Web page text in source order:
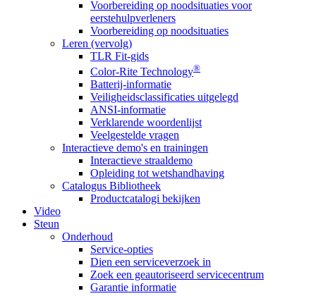
Voorbereiding op noodsituaties voor
eerstehulpverleners
Voorbereiding op noodsituaties
Leren (vervolg)
TLR Fit-gids
Color-Rite Technology®
Batterij-informatie
Veiligheidsclassificaties uitgelegd
ANSI-informatie
Verklarende woordenlijst
Veelgestelde vragen
Interactieve demo's en trainingen
Interactieve straaldemo
Opleiding tot wetshandhaving
Catalogus Bibliotheek
Productcatalogi bekijken
Video
Steun
Onderhoud
Service-opties
Dien een serviceverzoek in
Zoek een geautoriseerd servicecentrum
Garantie informatie